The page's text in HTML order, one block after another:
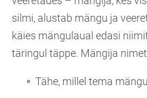
silmi, alustab mängu ja
käies mängulaual edasi
täringul täppe. Mängija
Tähe, millel tema